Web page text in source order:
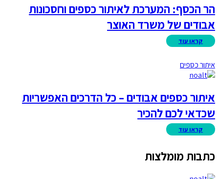
הר הכסף: המערכת לאיתור כספים וחסכונות
אבודים של משרד האוצר
איתור כספים
איתור כספים אבודים – כל הדרכים האפשריות
שכדאי לכם להכיר
כתבות מומלצות